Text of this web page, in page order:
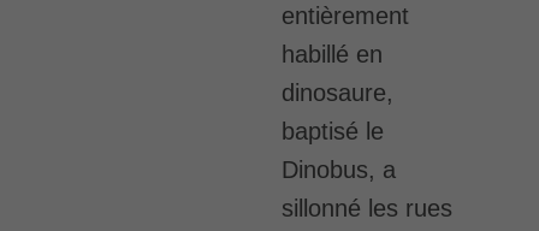
entièrement
habillé en
dinosaure,
baptisé le
Dinobus, a
sillonné les rues